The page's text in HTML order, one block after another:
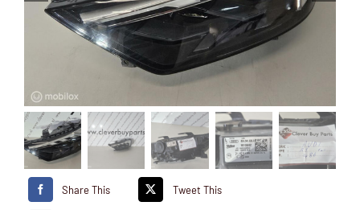
Share This Tweet This